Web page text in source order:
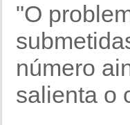
"O
número
salienta o